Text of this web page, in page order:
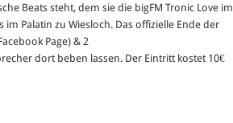
Beats steht, dem sie die bigFM Tronic Love im
im Palatin zu Wiesloch. Das offizielle Ende der
Page) & 2
dort beben lassen. Der Eintritt kostet 10€